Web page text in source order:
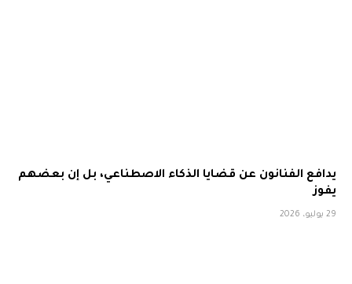
يدافع الفنانون عن قضايا الذكاء الاصطناعي، بل إن بعضهم
يفوز
29 يوليو، 2026